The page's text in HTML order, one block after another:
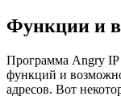
Функции и
Программа Angry IP
функций и
адресов. Вот